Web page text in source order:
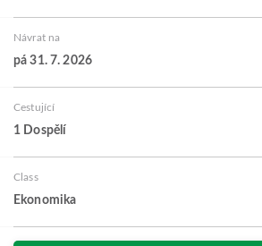
Návrat na
pá 31. 7. 2026
Cestující
1 Dospělí
Class
Ekonomika